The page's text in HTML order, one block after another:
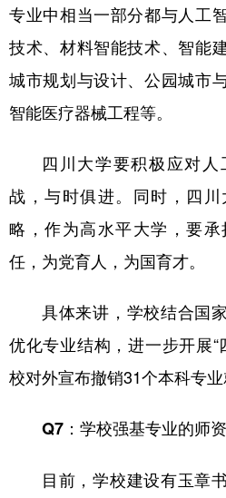
专业中相当一部分都与人工
技术、材料智能技术、智能
城市规划与设计、公园城市
智能医疗器械工程等。
四川大学要积极应对
战，与时俱进。同时，四
略，作为高水平大学，要
任，为党育人，为国育才。
具体来讲，学校结合国
优化专业结构，进一步开展
校对外宣布撤销31个本科专业
Q7：学校强基专业的师
目前，学校建设有玉章